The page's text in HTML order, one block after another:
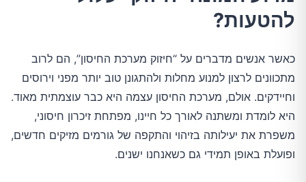
להטעות?
כאשר אנשים מדברים על “חיזוק מערכת החיסון”, הם לרוב
מתכוונים לרצון למנוע מחלות ולהתגונן טוב יותר מפני וירוסים
וחיידקים. אולם, מערכת החיסון עצמה היא כבר עוצמתית מאוד.
היא לומדת ומשתנה לאורך כל חיינו, מפתחת זיכרון חיסוני,
משפרת את יעילותה בזיהוי והתקפה של גורמים מזיקים חדשים,
ופועלת באופן תמידי גם כשאנחנו ישנים.